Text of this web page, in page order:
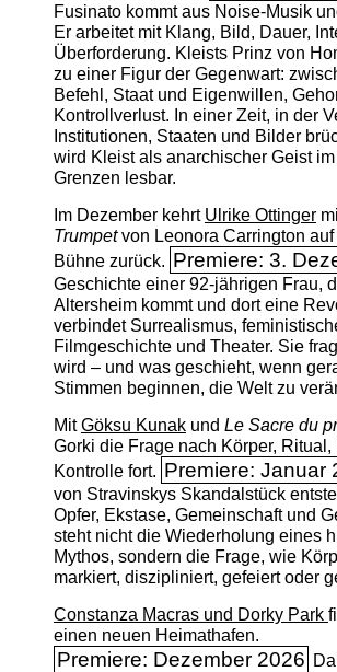
Fusinato kommt aus Noise-Musik
Er arbeitet mit Klang, Bild, Dauer,
Überforderung. Kleists Prinz von
zu einer Figur der Gegenwart:
Befehl, Staat und Eigenwillen,
Kontrollverlust. In einer Zeit, in der
Institutionen, Staaten und Bilder
wird Kleist als anarchischer Geist
Grenzen lesbar.
Im Dezember kehrt Ulrike Ottinger
Trumpetvon Leonora Carrington
Bühne zurück. Premiere: 3.
Geschichte einer 92-jährigen Frau,
Altersheim kommt und dort eine
verbindet Surrealismus,
Filmgeschichte und Theater. Sie
wird – und was geschieht, wenn
Stimmen beginnen, die Welt zu
MitGöksu Kunakund Le Sacre du
Gorki die Frage nach Körper, Ritual,
Kontrolle fort. Premiere: Januar
von Stravinskys Skandalstück
Opfer, Ekstase, Gemeinschaft und
steht nicht die Wiederholung eines
Mythos, sondern die Frage, wie
markiert, diszipliniert, gefeiert oder
Constanza Macras und Dorky Park
einen neuen Heimathafen.
Premiere: Dezember 2026